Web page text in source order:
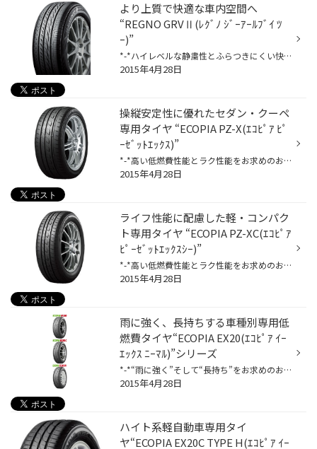
より上質で快適な車内空間へ
“REGNO GRVⅡ(ﾚｸﾞﾉ ｼﾞｰｱｰﾙﾌﾞｲ ﾂ
ｰ)”
*-*ハイレベルな静粛性とふらつきにくい快適な車内空間をお求めのお客様へ*-* 1.広い車内空間での高い静粛性を実現 ・車内空間が広く、特にリアタイヤの上に位置しているサードシート(後席)でのノイズが大きくなる傾向があるミニバンの特性。さらなる進化を遂げたサイレントテクノロジーが、車内の...
2015年4月28日
操縦安定性に優れたセダン・クーペ
専用タイヤ “ECOPIA PZ-X(ｴｺﾋﾟｱ ﾋﾟ
ｰｾﾞｯﾄｴｯｸｽ)”
*-*高い低燃費性能とラク性能をお求めのお客様へ*-* 1.低燃費性能が更に進化、燃費向上に貢献 ・「ﾅﾉﾌﾟﾛ・ﾃｯｸ微粒径ｼﾘｶ配合ｺﾞﾑ」の採用により、低燃費性能、ウェットブレーキ性能、ライフ性能を高次元でバランス。 2.セダン・クーペ専用設計「ライフ性能」と「操縦安定性」に配慮、さらに運転がラク...
2015年4月28日
ライフ性能に配慮した軽・コンパク
ト専用タイヤ “ECOPIA PZ-XC(ｴｺﾋﾟｱ
ﾋﾟｰｾﾞｯﾄｴｯｸｽｼｰ)”
*-*高い低燃費性能とラク性能をお求めのお客様へ*-* 1.低燃費性能が更に進化、燃費向上に貢献 ・「ﾅﾉﾌﾟﾛ・ﾃｯｸ微粒径ｼﾘｶ配合ｺﾞﾑ」の採用により、低燃費性能、ウェットブレーキ性能、ライフ性能を高次元でバランス。 2.軽・コンパクト専用設計でライフ性能に配慮、さらに運転がラク ・軽・コンパクト...
2015年4月28日
雨に強く、長持ちする車種別専用低
燃費タイヤ“ECOPIA EX20(ｴｺﾋﾟｱ ｲｰ
ｴｯｸｽ ﾆｰﾏﾙ)”シリーズ
*-*“雨に強く”そして“長持ち”をお求めのお客様へ*-* 1.高い低燃費性能を維持しつつ、高いウェット性能を発揮 ・高い低燃費性能を維持しつつ、ウェット向上ポリマーとブリヂストン独自技術「ULTIMAT EYE(ｱﾙﾃｨﾐｯﾄ ｱｲ)」により、雨の日でも安心感のあるウェット性能。 2.ゴムのすり減りにくさと、偏摩...
2015年4月28日
ハイト系軽自動車専用タイ
ヤ“ECOPIA EX20C TYPE H(ｴｺﾋﾟｱ ｲｰ